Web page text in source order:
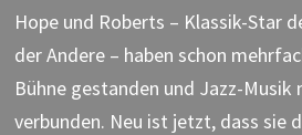
Hope und Roberts – Klassik-Star
der Andere – haben schon
Bühne gestanden und Jazz-Musik
verbunden. Neu ist jetzt, dass sie